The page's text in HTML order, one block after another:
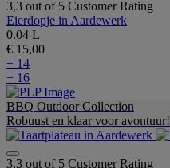
3,3 out of 5 Customer Rating
Eierdopje in Aardewerk
0.04 L
€ 15,00
+ 14
+ 16
BBQ Outdoor Collection
Robuust en klaar voor avontuur!
3,3 out of 5 Customer Rating